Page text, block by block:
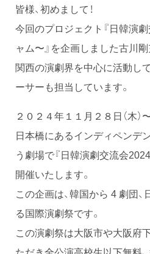
皆様、初めまして！
今回のプロジェクト『日韓演
ャム〜』を企画しました古川剛
関西の演劇界を中心に活動し
ーサーも担当しています。
２０２４年１１月２８日（木）
日本橋にあるインディペンデ
う劇場で『日韓演劇交流会
開催いたします。
この企画は、韓国から 4 劇団
る国際演劇祭です。
この演劇祭は大阪市や大阪府